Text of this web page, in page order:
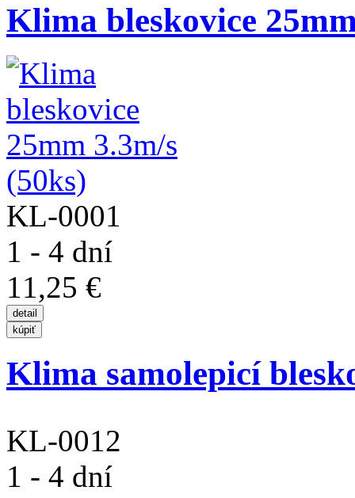
Klima bleskovice
KL-0001
1 - 4 dní
11,25 €
Klima samolepicí
KL-0012
1 - 4 dní